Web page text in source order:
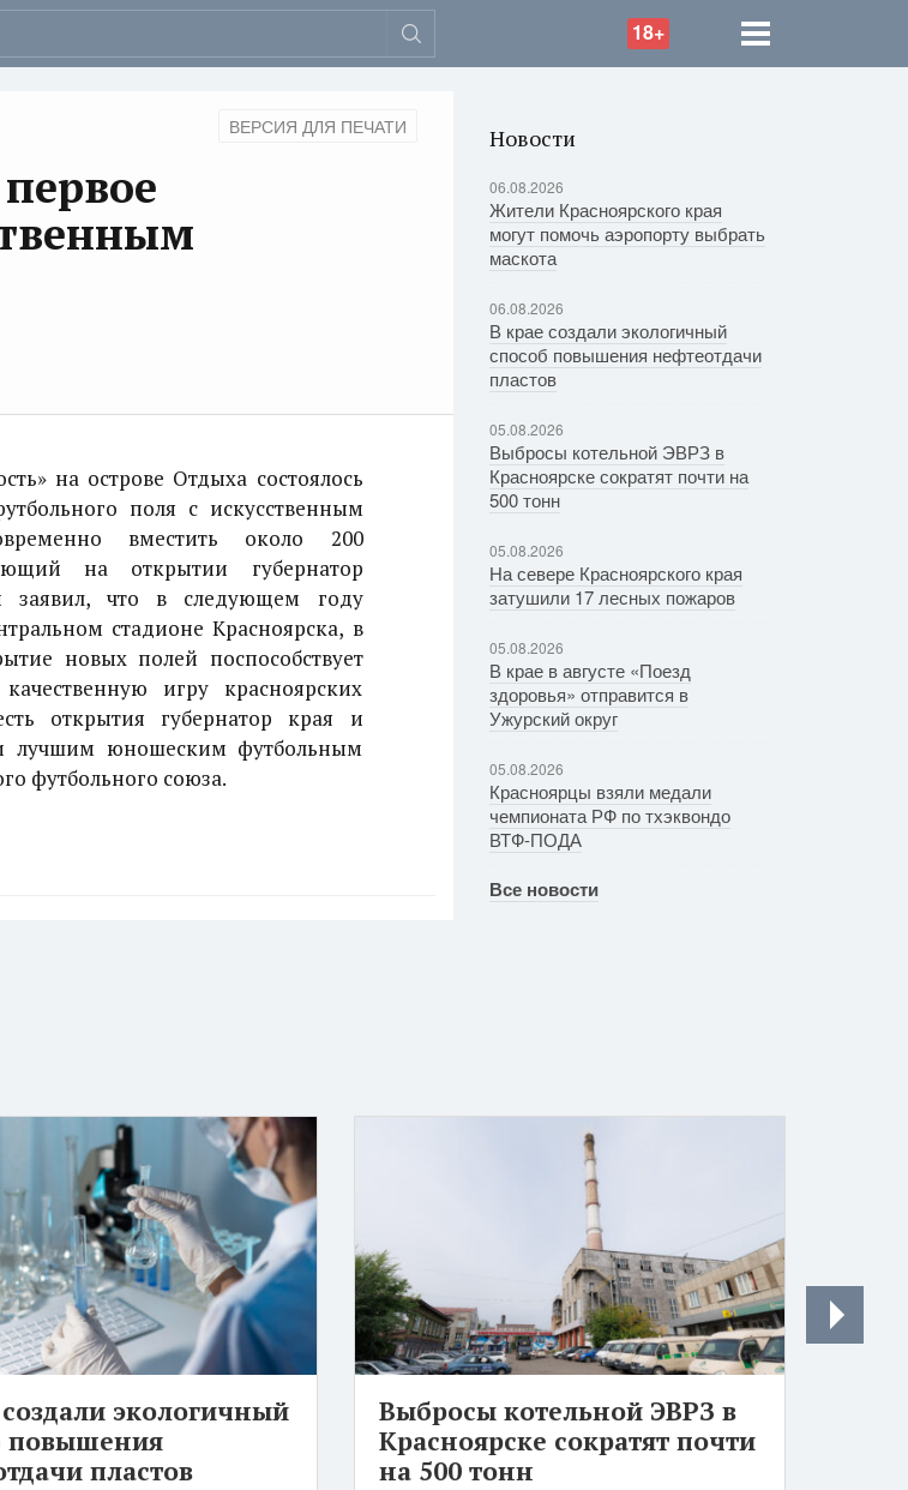
18+
ВЕРСИЯ ДЛЯ ПЕЧАТИ
на острове Отдыха состоялось
поля с искусственным
вместить около 200
на открытии губернатор
заявил, что в следующем году
стадионе Красноярска, в
новых полей поспособствует
игру красноярских
открытия губернатор края и
лучшим юношеским футбольным
футбольного союза.
Новости
06.08.2026
Жители Красноярского края
могут помочь аэропорту выбрать
маскота
06.08.2026
В крае создали экологичный
способ повышения нефтеотдачи
пластов
05.08.2026
Выбросы котельной ЭВРЗ в
Красноярске сократят почти на
500 тонн
05.08.2026
На севере Красноярского края
затушили 17 лесных пожаров
05.08.2026
В крае в августе «Поезд
здоровья» отправится в
Ужурский округ
05.08.2026
Красноярцы взяли медали
чемпионата РФ по тхэквондо
ВТФ-ПОДА
Все новости
экологичный
повышения
пластов
Выбросы котельной ЭВРЗ в
Красноярске сократят почти
на 500 тонн